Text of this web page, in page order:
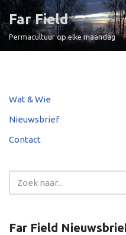
Ga
Far Field
Permacultuur op elke maandag
Wat & Wie
Nieuwsbrief
Contact
Far Field